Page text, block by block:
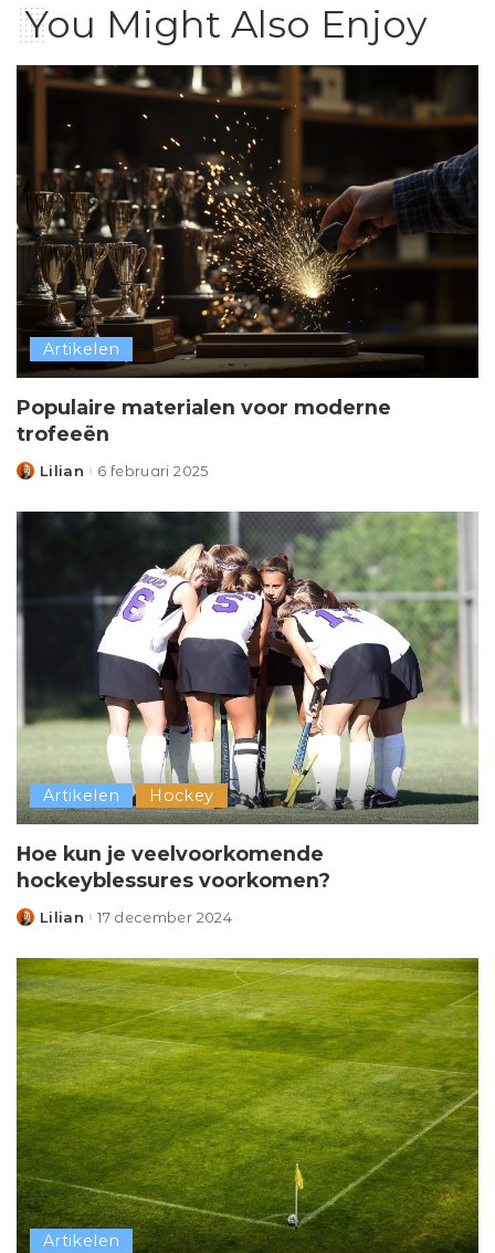
You Might Also Enjoy
Artikelen
Populaire materialen voor moderne
trofeeën
Posted
Lilian 6 februari 2025
Artikelen Hockey
Hoe kun je veelvoorkomende
hockeyblessures voorkomen?
Posted
Lilian 17 december 2024
Artikelen